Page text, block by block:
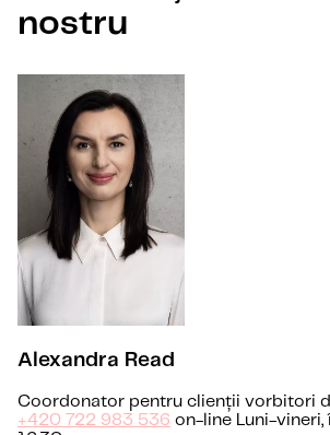
nostru
Alexandra Read
Coordonator pentru clienții vorbitori
+420 722 983 536 on-line Luni-vineri,